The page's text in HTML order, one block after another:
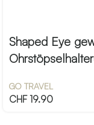
Shaped Eye
GO TRAVEL
CHF19.90